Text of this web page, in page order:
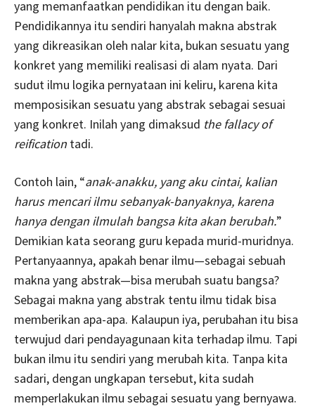
yang memanfaatkan pendidikan itu dengan baik.
Pendidikannya itu sendiri hanyalah makna abstrak
yang dikreasikan oleh nalar kita, bukan sesuatu yang
konkret yang memiliki realisasi di alam nyata. Dari
sudut ilmu logika pernyataan ini keliru, karena kita
memposisikan sesuatu yang abstrak sebagai sesuai
yang konkret. Inilah yang dimaksud the fallacy of
reification tadi.
Contoh lain, “anak-anakku, yang aku cintai, kalian
harus mencari ilmu sebanyak-banyaknya, karena
hanya dengan ilmulah bangsa kita akan berubah.”
Demikian kata seorang guru kepada murid-muridnya.
Pertanyaannya, apakah benar ilmu—sebagai sebuah
makna yang abstrak—bisa merubah suatu bangsa?
Sebagai makna yang abstrak tentu ilmu tidak bisa
memberikan apa-apa. Kalaupun iya, perubahan itu bisa
terwujud dari pendayagunaan kita terhadap ilmu. Tapi
bukan ilmu itu sendiri yang merubah kita. Tanpa kita
sadari, dengan ungkapan tersebut, kita sudah
memperlakukan ilmu sebagai sesuatu yang bernyawa.